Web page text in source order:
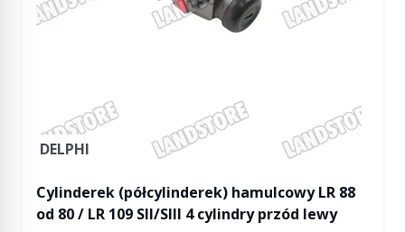
DELPHI
Cylinderek (półcylinderek) hamulcowy LR 88
od 80 / LR 109 SII/SIII 4 cylindry przód lewy